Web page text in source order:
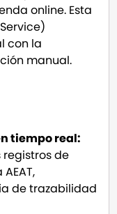
online. Esta
con la
manual.
tiempo real:
de
de trazabilidad